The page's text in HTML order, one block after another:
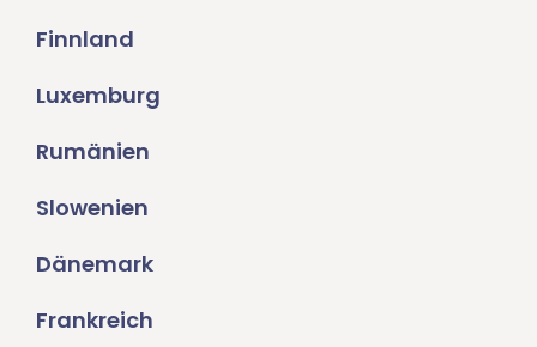
Finnland
Luxemburg
Rumänien
Slowenien
Dänemark
Frankreich